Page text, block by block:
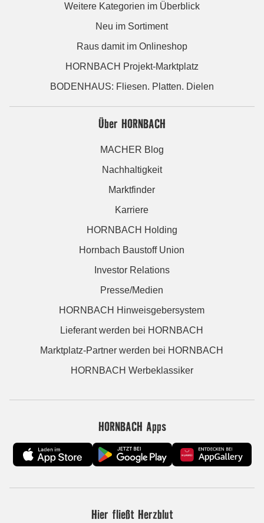
Weitere Kategorien im Überblick
Neu im Sortiment
Raus damit im Onlineshop
HORNBACH Projekt-Marktplatz
BODENHAUS: Fliesen. Platten. Dielen
Über HORNBACH
MACHER Blog
Nachhaltigkeit
Marktfinder
Karriere
HORNBACH Holding
Hornbach Baustoff Union
Investor Relations
Presse/Medien
HORNBACH Hinweisgebersystem
Lieferant werden bei HORNBACH
Marktplatz-Partner werden bei HORNBACH
HORNBACH Werbeklassiker
HORNBACH Apps
Hier fließt Herzblut